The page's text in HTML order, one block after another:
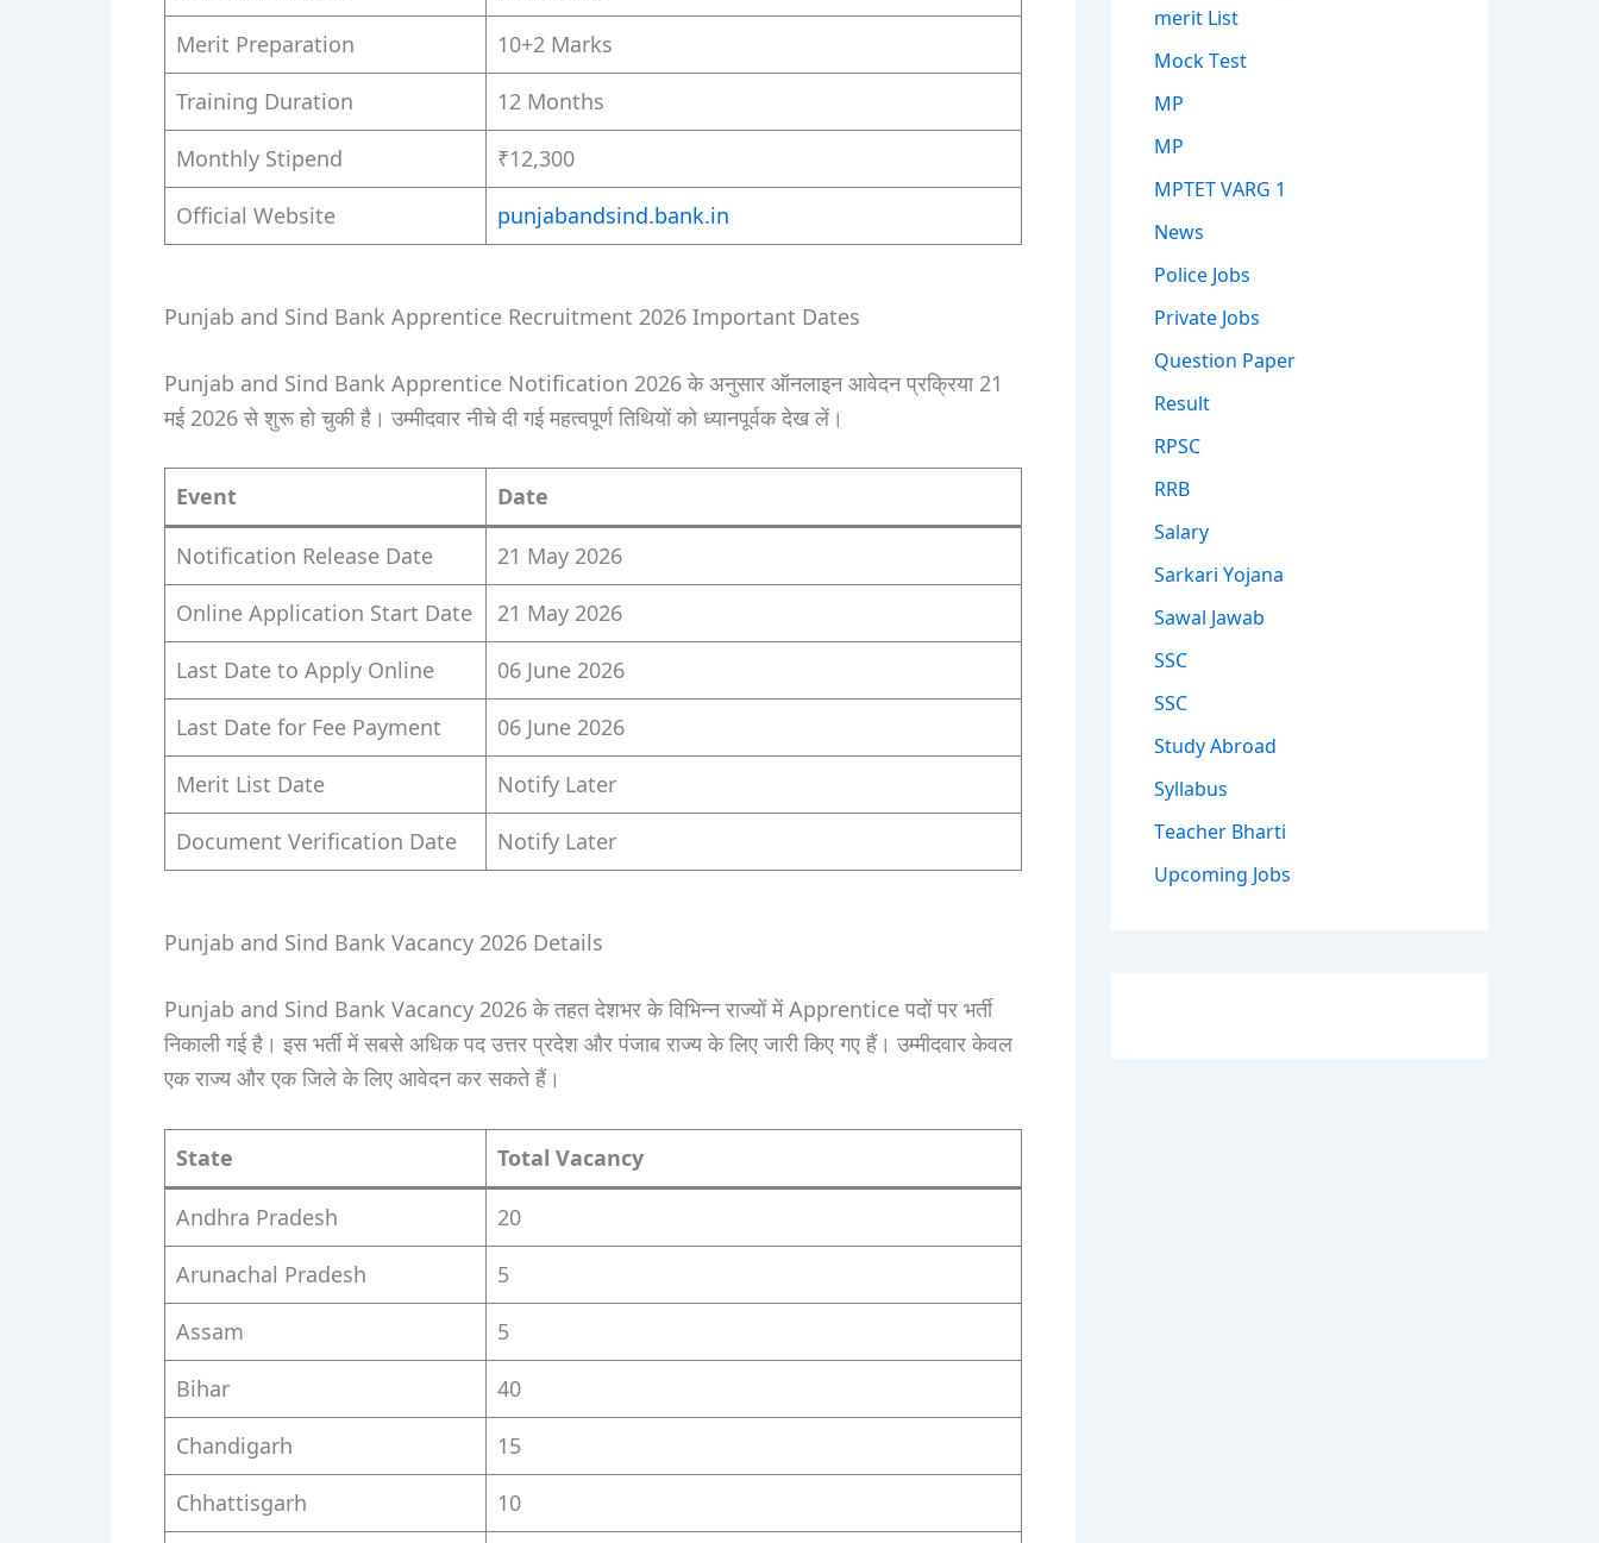
Merit Preparation
10+2 Marks
Training Duration
12 Months
Monthly Stipend
₹12,300
Official Website
punjabandsind.bank.in
Punjab and Sind Bank Apprentice Recruitment 2026 Important Dates
Punjab and Sind Bank Apprentice Notification 2026 के अनुसार ऑनलाइन आवेदन प्रक्रिया 21
मई 2026 से शुरू हो चुकी है। उम्मीदवार नीचे दी गई महत्वपूर्ण तिथियों को ध्यानपूर्वक देख लें।
Event Date
Notification Release Date
21 May 2026
Online Application Start Date
21 May 2026
Last Date to Apply Online
06 June 2026
Last Date for Fee Payment
06 June 2026
Merit List Date
Notify Later
Document Verification Date
Notify Later
Punjab and Sind Bank Vacancy 2026 Details
Punjab and Sind Bank Vacancy 2026 के तहत देशभर के विभिन्न राज्यों में Apprentice पदों पर भर्ती
निकाली गई है। इस भर्ती में सबसे अधिक पद उत्तर प्रदेश और पंजाब राज्य के लिए जारी किए गए हैं। उम्मीदवार केवल
एक राज्य और एक जिले के लिए आवेदन कर सकते हैं।
State Total Vacancy
Andhra Pradesh
20
Arunachal Pradesh
5
Assam
5
Bihar
40
Chandigarh
15
Chhattisgarh
10
merit List
Mock Test
MP
MP
MPTET VARG 1
News
Police Jobs
Private Jobs
Question Paper
Result
RPSC
RRB
Salary
Sarkari Yojana
Sawal Jawab
SSC
SSC
Study Abroad
Syllabus
Teacher Bharti
Upcoming Jobs